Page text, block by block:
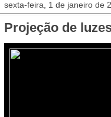
sexta-feira, 1 de janeiro de
Projeção de